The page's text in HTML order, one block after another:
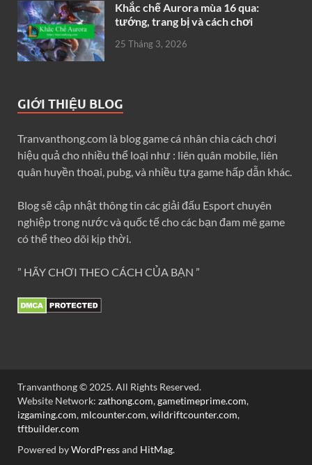
Khắc chế Aurora mùa 16 qua:
tướng, trang bị và cách chơi
25 Tháng 3, 2026
GIỚI THIỆU BLOG
Tranvanthong.com là blog game cá nhân chia cách chơi
hiệu quả cho nhiều thể loại như : liên quân mobile, liên
quân huyền thoại, pubg, và nhiều tựa game hấp dẫn khác.
Blog sẽ cập nhật thông tin các giải đấu Esport chuyên
nghiệp trong nước và quốc tế cho các bạn đam mê game
có thể theo dõi kịp thời.
” HÃY CHƠI THEO CÁCH CỦA BẠN ”
Tranvanthong © 2025. All Rights Reserved.
Website Network: zathong.com,gametimeprime.com,
izgaming.com, mlcounter.com,wildriftcounter.com,
tftbuilder.com
Powered byWordPressand HitMag.